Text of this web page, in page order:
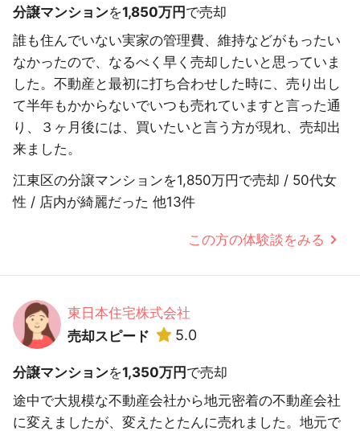
分譲マンションを1,850万円 で売却
誰も住んでいない実家の管理費、維持などがもったい
なかったので、なるべく早く売却したいと思っていま
した。不動産と最初に打ち合わせした時に、売り出し
て半年もかからないでいつも売れていますと言った通
り、３ヶ月後には、買いたいと言う方が現れ、売却出
来ました。
江東区の分譲マンションを1,850万円で売却 / 50代女
性 / 店内が綺麗だった 他13件
この方の体験談をみる
東日本住宅株式会社
売却スピード
5.0
分譲マンションを1,350万円で売却
途中で大規模な不動産会社から地元密着の不動産会社
に変えましたが、変えたとたんに売れました。地元で